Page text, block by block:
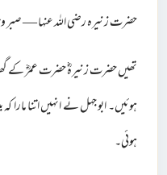
حضرت زنیرہ رضی اللہ عنہا — صبر
تھیں حضرت زنیرہؓ حضرت عمرؓ کے
ہوئیں۔ ابو جہل نے انہیں اتنا مارا کہ
ہوئی۔